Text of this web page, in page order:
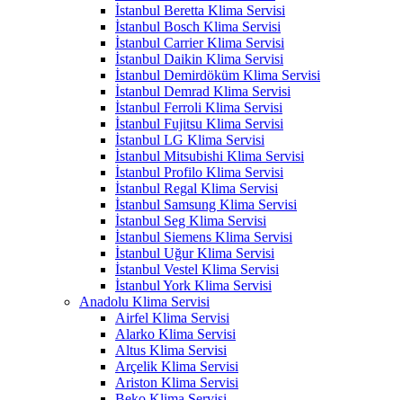
İstanbul Beretta Klima Servisi
İstanbul Bosch Klima Servisi
İstanbul Carrier Klima Servisi
İstanbul Daikin Klima Servisi
İstanbul Demirdöküm Klima Servisi
İstanbul Demrad Klima Servisi
İstanbul Ferroli Klima Servisi
İstanbul Fujitsu Klima Servisi
İstanbul LG Klima Servisi
İstanbul Mitsubishi Klima Servisi
İstanbul Profilo Klima Servisi
İstanbul Regal Klima Servisi
İstanbul Samsung Klima Servisi
İstanbul Seg Klima Servisi
İstanbul Siemens Klima Servisi
İstanbul Uğur Klima Servisi
İstanbul Vestel Klima Servisi
İstanbul York Klima Servisi
Anadolu Klima Servisi
Airfel Klima Servisi
Alarko Klima Servisi
Altus Klima Servisi
Arçelik Klima Servisi
Ariston Klima Servisi